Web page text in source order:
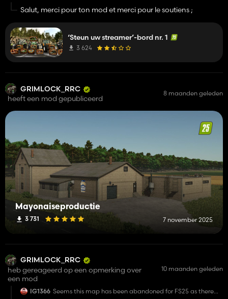
Salut, merci pour ton mod et merci pour le soutiens ;
‘Steun uw streamer’-bord nr. 1
3 624
GRIMLOCK_RRC
heeft een mod gepubliceerd
8 maanden geleden
Mayonaiseproductie
3 731 7 november 2025
GRIMLOCK_RRC
heb gereageerd op een opmerking over
een mod
10 maanden geleden
IG1366 Seems this map has been abandoned for FS25 as there